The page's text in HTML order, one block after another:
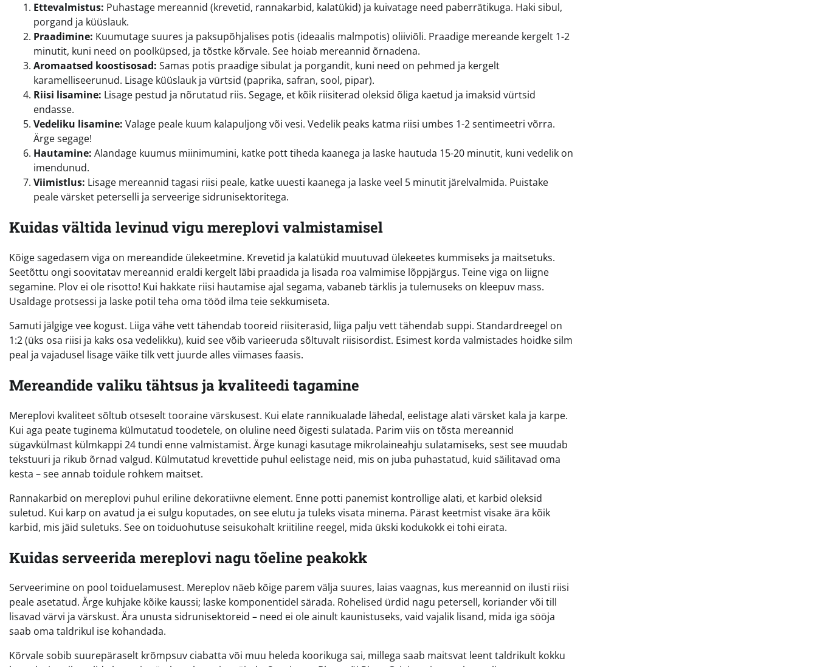
Ettevalmistus: Puhastage mereannid (krevetid, rannakarbid, kalatükid) ja kuivatage need paberrätikuga. Haki sibul,
porgand ja küüslauk.
Praadimine: Kuumutage suures ja paksupõhjalises potis (ideaalis malmpotis) oliiviõli. Praadige mereande kergelt 1-2
minutit, kuni need on poolküpsed, ja tõstke kõrvale. See hoiab mereannid õrnadena.
Aromaatsed koostisosad: Samas potis praadige sibulat ja porgandit, kuni need on pehmed ja kergelt
karamelliseerunud. Lisage küüslauk ja vürtsid (paprika, safran, sool, pipar).
Riisi lisamine: Lisage pestud ja nõrutatud riis. Segage, et kõik riisiterad oleksid õliga kaetud ja imaksid vürtsid
endasse.
Vedeliku lisamine: Valage peale kuum kalapuljong või vesi. Vedelik peaks katma riisi umbes 1-2 sentimeetri võrra.
Ärge segage!
Hautamine: Alandage kuumus miinimumini, katke pott tiheda kaanega ja laske hautuda 15-20 minutit, kuni vedelik on
imendunud.
Viimistlus: Lisage mereannid tagasi riisi peale, katke uuesti kaanega ja laske veel 5 minutit järelvalmida. Puistake
peale värsket peterselli ja serveerige sidrunisektoritega.
Kuidas vältida levinud vigu mereplovi valmistamisel
Kõige sagedasem viga on mereandide ülekeetmine. Krevetid ja kalatükid muutuvad ülekeetes kummiseks ja maitsetuks.
Seetõttu ongi soovitatav mereannid eraldi kergelt läbi praadida ja lisada roa valmimise lõppjärgus. Teine viga on liigne
segamine. Plov ei ole risotto! Kui hakkate riisi hautamise ajal segama, vabaneb tärklis ja tulemuseks on kleepuv mass.
Usaldage protsessi ja laske potil teha oma tööd ilma teie sekkumiseta.
Samuti jälgige vee kogust. Liiga vähe vett tähendab tooreid riisiterasid, liiga palju vett tähendab suppi. Standardreegel on
1:2 (üks osa riisi ja kaks osa vedelikku), kuid see võib varieeruda sõltuvalt riisisordist. Esimest korda valmistades hoidke silm
peal ja vajadusel lisage väike tilk vett juurde alles viimases faasis.
Mereandide valiku tähtsus ja kvaliteedi tagamine
Mereplovi kvaliteet sõltub otseselt tooraine värskusest. Kui elate rannikualade lähedal, eelistage alati värsket kala ja karpe.
Kui aga peate tuginema külmutatud toodetele, on oluline need õigesti sulatada. Parim viis on tõsta mereannid
sügavkülmast külmkappi 24 tundi enne valmistamist. Ärge kunagi kasutage mikrolaineahju sulatamiseks, sest see muudab
tekstuuri ja rikub õrnad valgud. Külmutatud krevettide puhul eelistage neid, mis on juba puhastatud, kuid säilitavad oma
kesta – see annab toidule rohkem maitset.
Rannakarbid on mereplovi puhul eriline dekoratiivne element. Enne potti panemist kontrollige alati, et karbid oleksid
suletud. Kui karp on avatud ja ei sulgu koputades, on see elutu ja tuleks visata minema. Pärast keetmist visake ära kõik
karbid, mis jäid suletuks. See on toiduohutuse seisukohalt kriitiline reegel, mida ükski kodukokk ei tohi eirata.
Kuidas serveerida mereplovi nagu tõeline peakokk
Serveerimine on pool toiduelamusest. Mereplov näeb kõige parem välja suures, laias vaagnas, kus mereannid on ilusti riisi
peale asetatud. Ärge kuhjake kõike kaussi; laske komponentidel särada. Rohelised ürdid nagu petersell, koriander või till
lisavad värvi ja värskust. Ära unusta sidrunisektoreid – need ei ole ainult kaunistuseks, vaid vajalik lisand, mida iga sööja
saab oma taldrikul ise kohandada.
Kõrvale sobib suurepäraselt krõmpsuv ciabatta või muu heleda koorikuga sai, millega saab maitsvat leent taldrikult kokku